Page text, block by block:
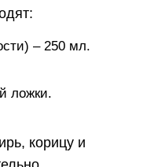
– 250 мл.
ложки.
корицу и